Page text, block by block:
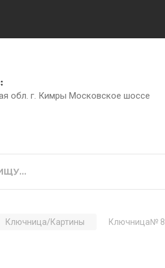
обл. г. Кимры Московское шоссе
Ключница/Картины Ключница№ 8